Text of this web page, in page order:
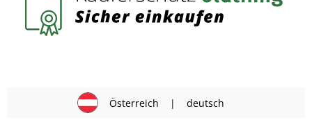
Österreich | deutsch